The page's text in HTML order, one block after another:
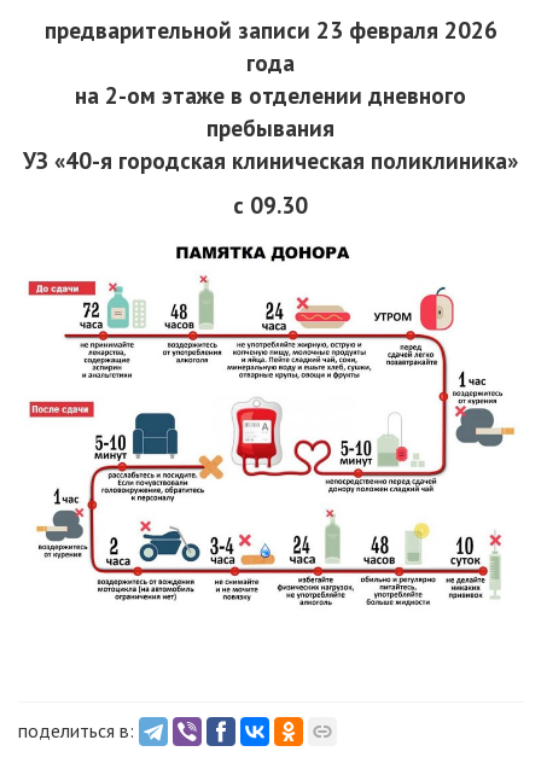
предварительной записи 23 февраля 2026
года
на 2-ом этаже в отделении дневного
пребывания
УЗ «40-я городская клиническая поликлиника»
с 09.30
поделиться в: